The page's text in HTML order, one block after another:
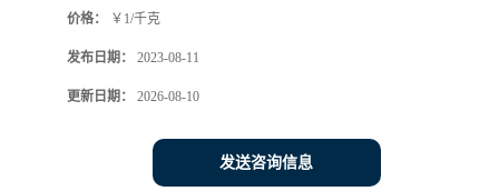
价格： ￥1/千克
发布日期： 2023-08-11
更新日期： 2026-08-10
发送咨询信息